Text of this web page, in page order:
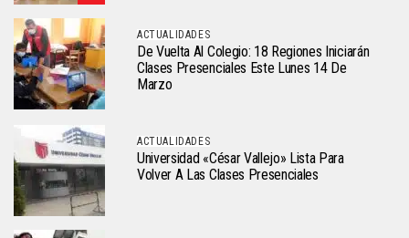
ACTUALIDADES
De Vuelta Al Colegio: 18 Regiones Iniciarán
Clases Presenciales Este Lunes 14 De
Marzo
ACTUALIDADES
Universidad «César Vallejo» Lista Para
Volver A Las Clases Presenciales